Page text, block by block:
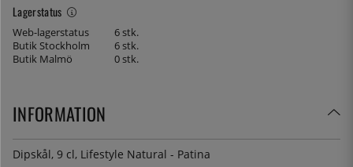
Lagerstatus
Web-lagerstatus
6 stk.
Butik Stockholm
6 stk.
Butik Malmö
0 stk.
INFORMATION
Dipskål, 9 cl, Lifestyle Natural - Patina